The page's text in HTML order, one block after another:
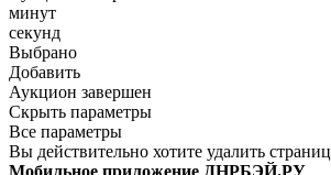
минут
секунд
Выбрано
Добавить
Аукцион завершен
Скрыть параметры
Все параметры
Вы действительно хотите удалить
Мобильное приложение ДНРБЭЙ.РУ